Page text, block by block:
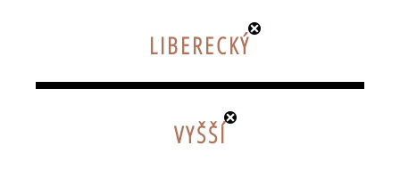
LIBERECKÝ
VYŠŠÍ